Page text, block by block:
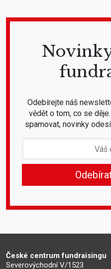
Odebírejte náš
vědět o tom, co se
spamovat, novinky
České centrum fundraisingu
Severovýchodní V/1523